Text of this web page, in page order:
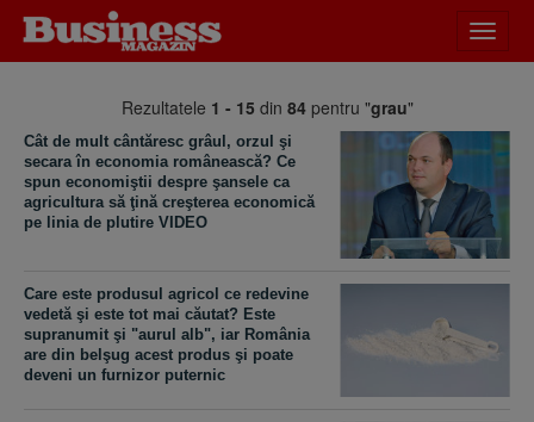
meniu
Rezultatele 1 - 15 din 84pentru "grau"
Cât de mult cântăresc grâul, orzul şi
secara în economia românească? Ce
spun economiştii despre şansele ca
agricultura să ţină creşterea economică
pe linia de plutire VIDEO
Care este produsul agricol ce redevine
vedetă şi este tot mai căutat? Este
supranumit şi "aurul alb", iar România
are din belşug acest produs şi poate
deveni un furnizor puternic